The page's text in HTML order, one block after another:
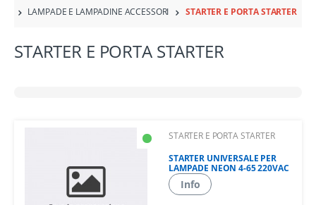
LAMPADE E LAMPADINE ACCESSORI
STARTER E PORTA STARTER
STARTER E PORTA STARTER
STARTER E PORTA STARTER
STARTER UNIVERSALE PER
LAMPADE NEON 4-65 220VAC
Info